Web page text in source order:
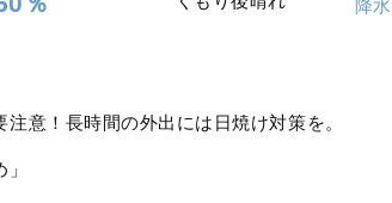
降水
意！長時間の外出には日焼け対策を。